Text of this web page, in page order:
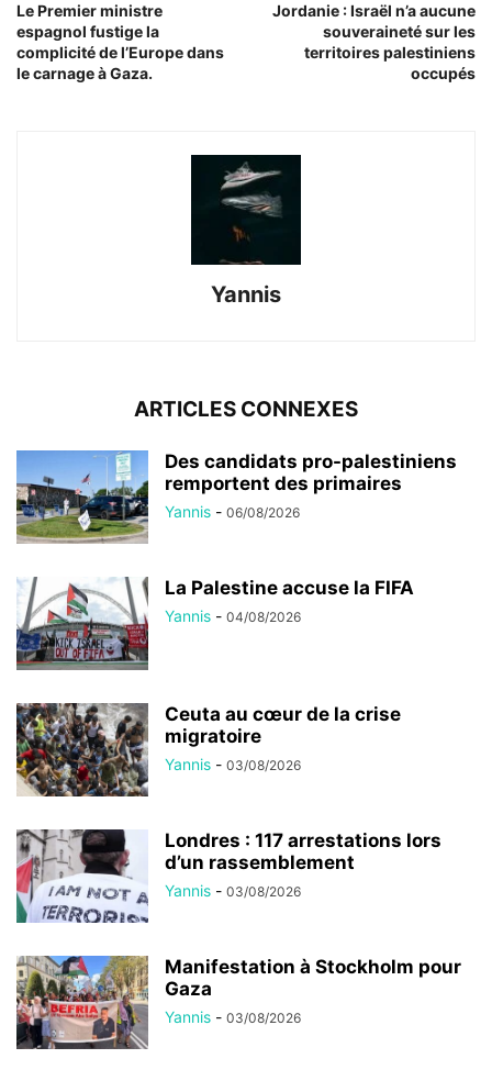
Le Premier ministre
espagnol fustige la
complicité de l’Europe dans
le carnage à Gaza.
Jordanie : Israël n’a aucune
souveraineté sur les
territoires palestiniens
occupés
Yannis
ARTICLES CONNEXES
Des candidats pro-palestiniens
remportent des primaires
Yannis - 06/08/2026
La Palestine accuse la FIFA
Yannis - 04/08/2026
Ceuta au cœur de la crise
migratoire
Yannis - 03/08/2026
Londres : 117 arrestations lors
d’un rassemblement
Yannis - 03/08/2026
Manifestation à Stockholm pour
Gaza
Yannis - 03/08/2026